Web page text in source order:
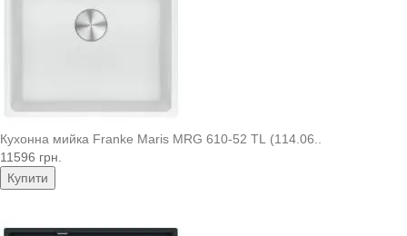
Кухонна мийка Franke Maris MRG 610-52 TL (114.06..
11596 грн.
Купити